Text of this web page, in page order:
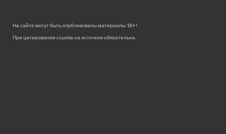
На сайте могут быть опубликованы материалы 18+!
При цитировании ссылка на источник обязательна.